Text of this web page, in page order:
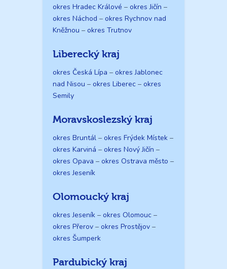
okres Hradec Králové – okres Jičín –
okres Náchod – okres Rychnov nad
Kněžnou – okres Trutnov
Liberecký kraj
okres Česká Lípa – okres Jablonec
nad Nisou – okres Liberec – okres
Semily
Moravskoslezský kraj
okres Bruntál – okres Frýdek Místek –
okres Karviná – okres Nový Jičín –
okres Opava – okres Ostrava město –
okres Jeseník
Olomoucký kraj
okres Jeseník – okres Olomouc –
okres Přerov – okres Prostějov –
okres Šumperk
Pardubický kraj